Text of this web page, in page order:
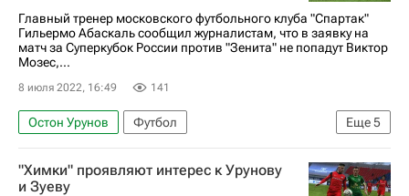
Главный тренер московского футбольного клуба "Спартак"
Гильермо Абаскаль сообщил журналистам, что в заявку на
матч за Суперкубок России против "Зенита" не попадут Виктор
Мозес,...
8 июля 2022, 16:49 141
Еще5
Остон Урунов
Футбол
Суперкубок России по футболу
Зенит
Спартак Москва
Кристофер Мартинс
"Химки" проявляют интерес к Урунову
и Зуеву